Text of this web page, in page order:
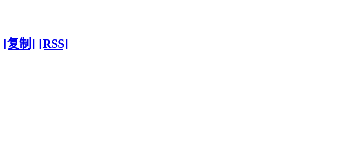
[复制] [RSS]